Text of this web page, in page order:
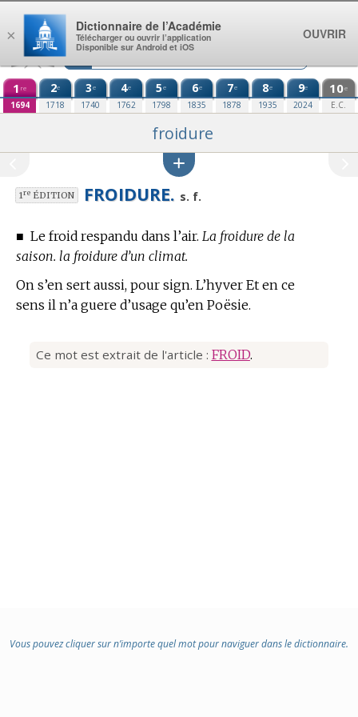
Aller au contenu
1 re
1694
2e
1718
3e
1740
4e
1762
5e
1798
6e
1835
7e
1878
8e
1935
9e
2024
10e
E.C.
froidure
1reÉDITION FROIDURE. s. f.
■ Le froid respandu dans l’air. La froidure de la
saison. la froidure d’un climat.
On s’en sert aussi, pour sign. L’hyver Et en ce
sens il n’a guere d’usage qu’en Poësie.
Ce mot est extrait de l'article : FROID.
Vous pouvez cliquer sur n’importe quel mot pour naviguer dans le dictionnaire.
×
Dictionnaire de l’Académie
Télécharger ou ouvrir l’application
Disponible sur Android et iOS
OUVRIR